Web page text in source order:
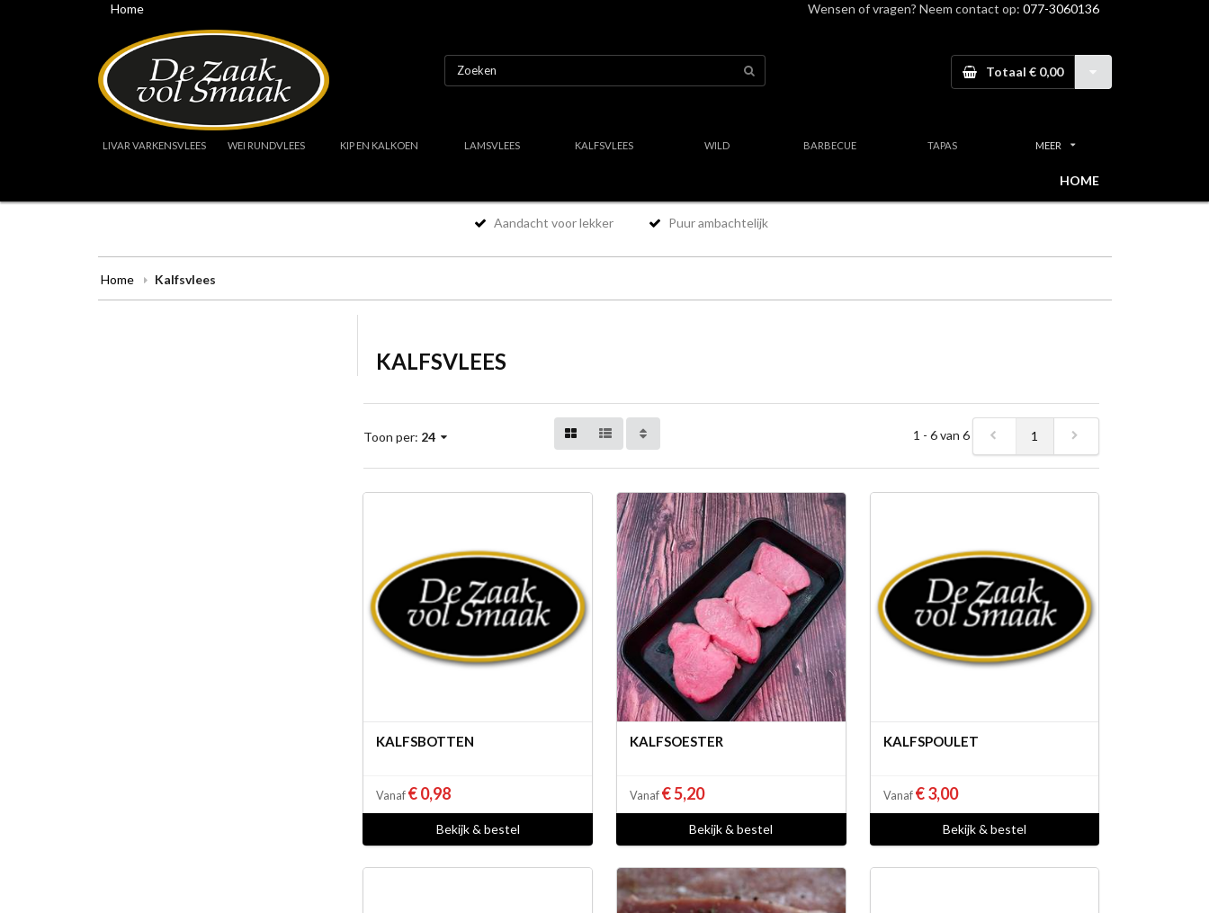
Home Wensen of vragen? Neem contact op: 077-3060136
Totaal € 0,00
LIVAR VARKENSVLEES WEI RUNDVLEES KIP EN KALKOEN LAMSVLEES KALFSVLEES WILD BARBECUE TAPAS MEER
HOME
Aandacht voor lekker Puur ambachtelijk
Home Kalfsvlees
KALFSVLEES
Toon per: 24 1 - 6 van 6 1
KALFSBOTTEN
Vanaf € 0,98
Bekijk & bestel
KALFSOESTER
Vanaf € 5,20
Bekijk & bestel
KALFSPOULET
Vanaf € 3,00
Bekijk & bestel